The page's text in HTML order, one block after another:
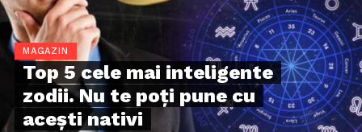
MAGAZIN
Top 5 cele mai inteligente
zodii. Nu te poți pune cu
acești nativi